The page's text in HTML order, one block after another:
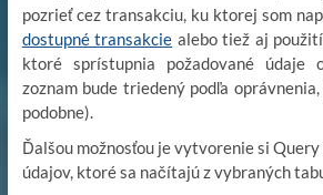
pozrieť cez transakciu, ku ktorej som
dostupné transakcie alebo tiež aj
ktoré sprístupnia požadované údaje
zoznam bude triedený podľa
podobne).
Ďalšou možnosťou je vytvorenie si
údajov, ktoré sa načítajú z vybraných